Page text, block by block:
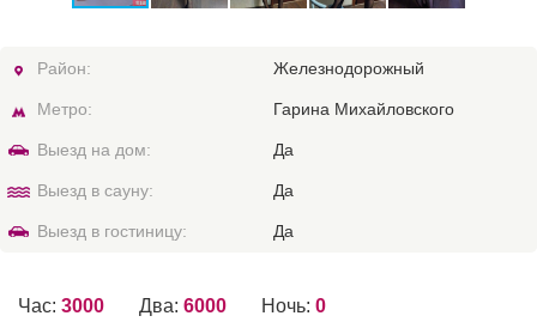
Район: Железнодорожный
Метро: Гарина Михайловского
Выезд на дом: Да
Выезд в сауну: Да
Выезд в гостиницу: Да
Час: 3000 Два: 6000 Ночь: 0